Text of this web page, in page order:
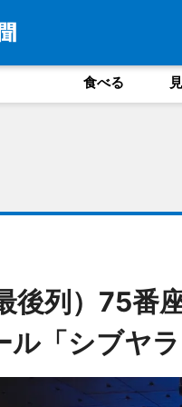
食べる
後列）75番
ル「シブヤラ